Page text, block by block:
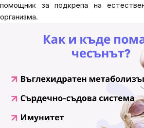
помощник за подкрепа на
организма.